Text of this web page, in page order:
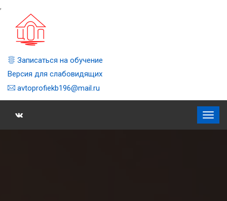
,
Записаться на обучение
Версия для слабовидящих
avtoprofiekb196@mail.ru